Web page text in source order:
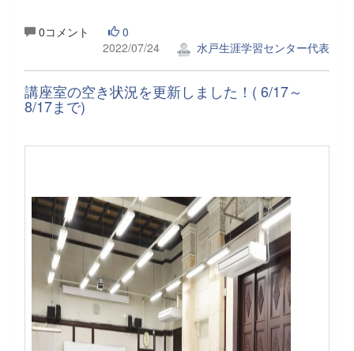
0コメント
0
2022/07/24
水戸生涯学習センター代表
講座室の空き状況を更新しました！( 6/17～
8/17まで)